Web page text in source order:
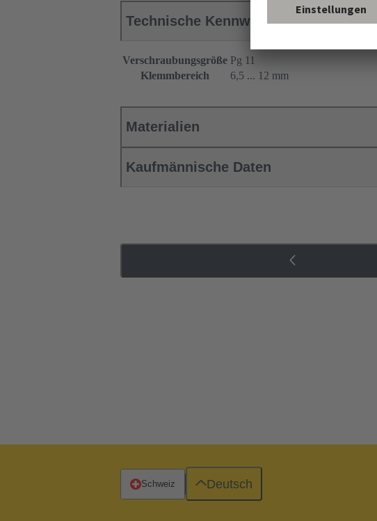
Technische Kennwerte
Verschraubungsgröße Pg 11
Klemmbereich
6,5 ... 12 mm
Materialien
Kaufmännische Daten
Schweiz Deutsch